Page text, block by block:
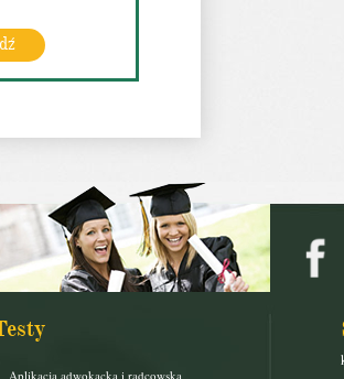
Aplikacja adwokacka i radcowska